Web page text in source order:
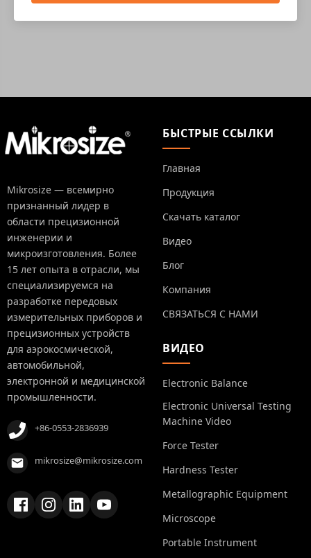
Mikrosize — всемирно
признанный лидер в
области прецизионной
инженерии и
микроизготовления. Более
15 лет опыта в отрасли, мы
специализируемся на
разработке передовых
измерительных приборов и
прецизионных устройств
для аэрокосмической,
автомобильной,
электронной и медицинской
промышленности.
+86-0553-2836939
mikrosize@mikrosize.com
БЫСТРЫЕ ССЫЛКИ
Главная
Продукция
Скачать каталог
Видео
Блог
Компания
СВЯЗАТЬСЯ С НАМИ
ВИДЕО
Electronic Balance
Electronic Universal Testing
Machine Video
Force Tester
Hardness Tester
Metallographic Equipment
Microscope
Portable Instrument